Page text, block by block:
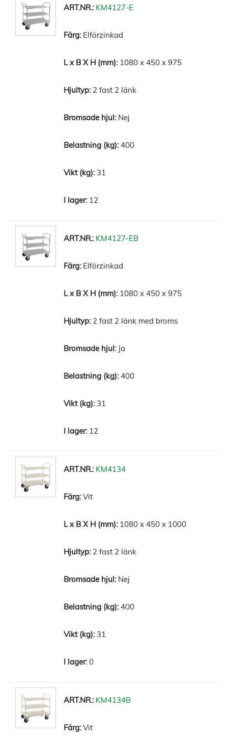
KM4127-E
Elförzinkad
1080 x 450 x 975
2 fast 2 länk
Nej
400
31
12
KM4127-EB
Elförzinkad
1080 x 450 x 975
2 fast 2 länk med broms
Ja
400
31
12
KM4134
Vit
1080 x 450 x 1000
2 fast 2 länk
Nej
400
31
0
KM4134B
Vit